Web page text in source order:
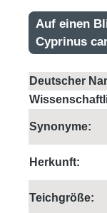
Auf einen
Cyprinus
Deutscher
Synonyme:
Herkunft:
Teichgröße: